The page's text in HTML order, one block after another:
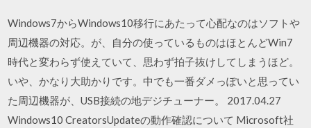
Windows7からWindows10移行にあたって心配なのはソフトや
周辺機器の対応。が、自分の使っているものはほとんどWin7
時代と変わらず使えていて、思わず拍子抜けしてしまうほど。
いや、かなり大助かりです。中でも一番ダメっぽいと思ってい
た周辺機器が、USB接続の地デジチューナー。 2017.04.27
Windows10 CreatorsUpdateの動作確認について Microsoft社